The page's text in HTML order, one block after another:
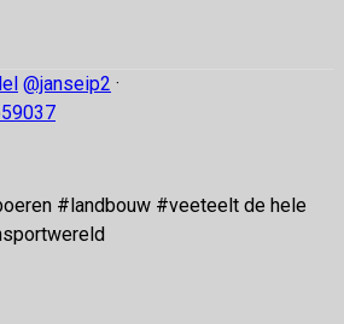
@janseip2 ·
#landbouw #veeteelt de hele